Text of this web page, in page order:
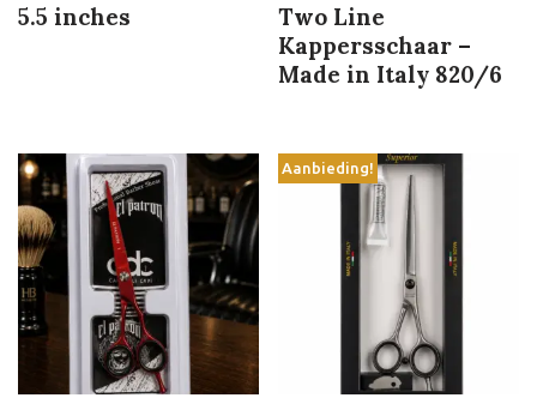
5.5 inches
Two Line
Kappersschaar –
Made in Italy 820/6
Aanbieding!